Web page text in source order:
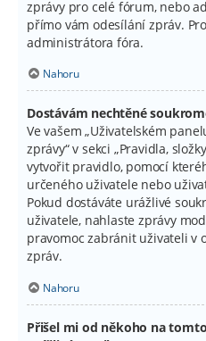
zprávy pro celé fórum, nebo
přímo vám odesílání zpráv.
administrátora fóra.
Nahoru
Dostávám nechtěné
Ve vašem „Uživatelském
zprávy“ v sekci „Pravidla,
vytvořit pravidlo, pomocí
určeného uživatele nebo
Pokud dostáváte urážlivé
uživatele, nahlaste zprávy
pravomoc zabránit uživateli v
zpráv.
Nahoru
Přišel mi od někoho na